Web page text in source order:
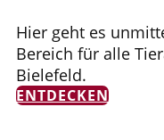
Hier geht es
Bereich für alle
Bielefeld.
ENTDECKEN